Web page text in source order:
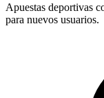
Apuestas deportivas
para nuevos usuarios.